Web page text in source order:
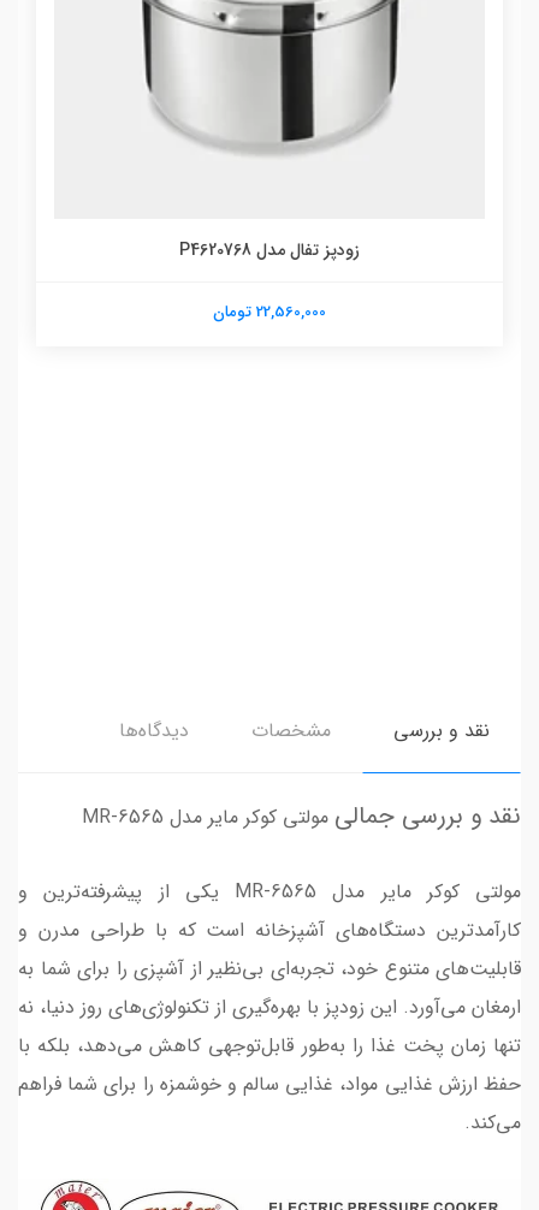
زودپز تفال مدل P4620768
22,560,000 تومان
نقد و بررسی مشخصات دیدگاه‌ها
نقد و بررسی جمالی مولتی کوکر مایر مدل MR-6565
مولتی کوکر مایر مدل MR-6565 یکی از پیشرفته‌ترین و
کارآمدترین دستگاه‌های آشپزخانه است که با طراحی مدرن و
قابلیت‌های متنوع خود، تجربه‌ای بی‌نظیر از آشپزی را برای شما به
ارمغان می‌آورد. این زودپز با بهره‌گیری از تکنولوژی‌های روز دنیا، نه
تنها زمان پخت غذا را به‌طور قابل‌توجهی کاهش می‌دهد، بلکه با
حفظ ارزش غذایی مواد، غذایی سالم و خوشمزه را برای شما فراهم
می‌کند.